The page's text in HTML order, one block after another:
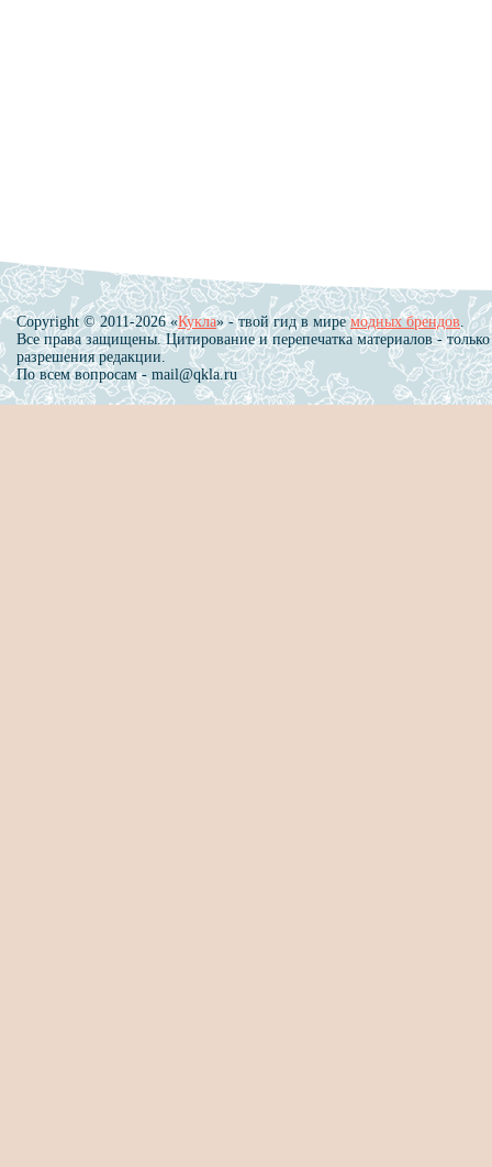
Copyright © 2011-2026 «Кукла» - твой гид в миремодных брендов
Все права защищены. Цитирование и перепечатка материалов - только
разрешения редакции.
По всем вопросам - mail@qkla.ru